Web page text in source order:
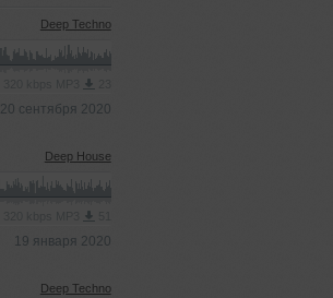
Deep Techno
20 сентября 2020
Deep House
19 января 2020
Deep Techno